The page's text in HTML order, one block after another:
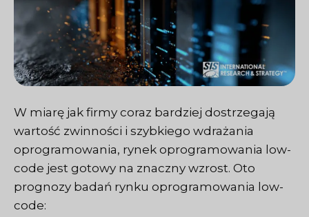
W miarę jak firmy coraz bardziej dostrzegają
wartość zwinności i szybkiego wdrażania
oprogramowania, rynek oprogramowania low-
code jest gotowy na znaczny wzrost. Oto
prognozy badań rynku oprogramowania low-
code: